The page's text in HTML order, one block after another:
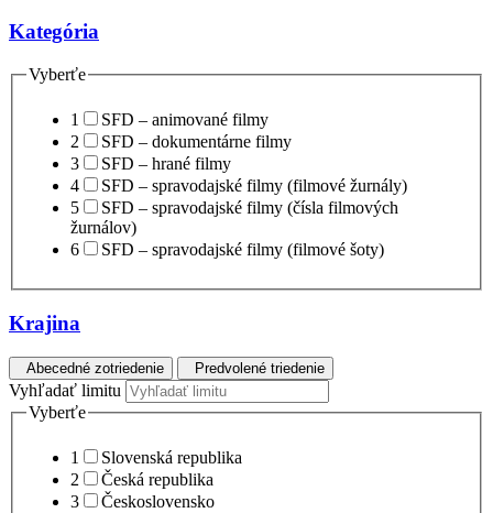
Kategória
Vyberťe
1
SFD – animované filmy
2
SFD – dokumentárne filmy
3
SFD – hrané filmy
4
SFD – spravodajské filmy (filmové žurnály)
5
SFD – spravodajské filmy (čísla filmových
žurnálov)
6
SFD – spravodajské filmy (filmové šoty)
Krajina
Abecedné zotriedenie Predvolené triedenie
Vyhľadať limitu
Vyberťe
1
Slovenská republika
2
Česká republika
3
Československo